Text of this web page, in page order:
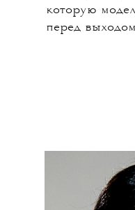
которую
перед